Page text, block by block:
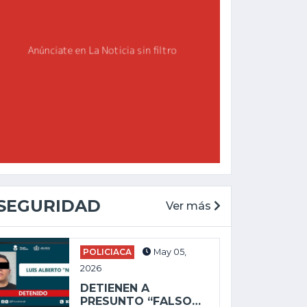
CHAPALA
Ver más
POLICIACA
May 05,
2026
DETIENEN A
PRESUNTO “FALSO…